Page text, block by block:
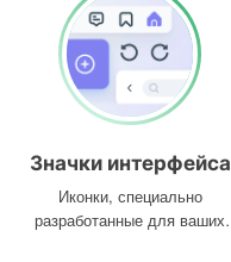
Значки интерфейса
Иконки, специально
разработанные для ваших